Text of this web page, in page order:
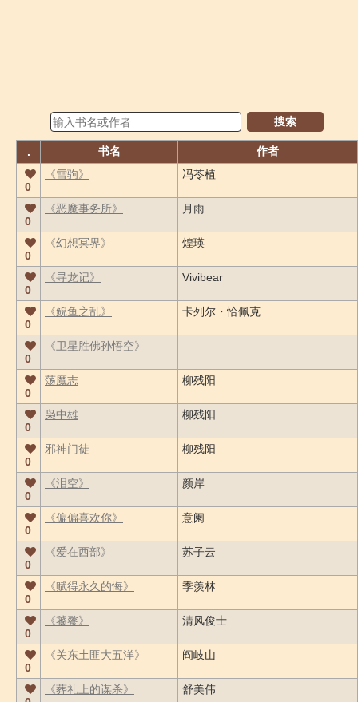
搜索
. 书名 作者
0
《雪驹》 冯苓植
0
《恶魔事务所》 月雨
0
《幻想冥界》 煌瑛
0
《寻龙记》 Vivibear
0
《鲵鱼之乱》 卡列尔・恰佩克
0
《卫星胜佛孙悟空》
0
荡魔志 柳残阳
0
枭中雄 柳残阳
0
邪神门徒 柳残阳
0
《泪空》 颜岸
0
《偏偏喜欢你》 意阑
0
《爱在西部》 苏子云
0
《赋得永久的悔》 季羡林
0
《饕餮》 清风俊士
0
《关东土匪大五洋》 阎岐山
《葬礼上的谋杀》 舒美伟